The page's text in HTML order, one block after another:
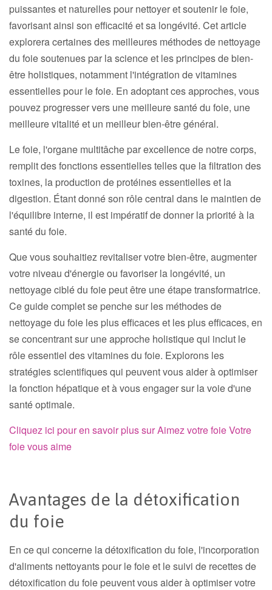
puissantes et naturelles pour nettoyer et soutenir le foie,
favorisant ainsi son efficacité et sa longévité. Cet article
explorera certaines des meilleures méthodes de nettoyage
du foie soutenues par la science et les principes de bien-
être holistiques, notamment l'intégration de vitamines
essentielles pour le foie. En adoptant ces approches, vous
pouvez progresser vers une meilleure santé du foie, une
meilleure vitalité et un meilleur bien-être général.
Le foie, l'organe multitâche par excellence de notre corps,
remplit des fonctions essentielles telles que la filtration des
toxines, la production de protéines essentielles et la
digestion. Étant donné son rôle central dans le maintien de
l'équilibre interne, il est impératif de donner la priorité à la
santé du foie.
Que vous souhaitiez revitaliser votre bien-être, augmenter
votre niveau d'énergie ou favoriser la longévité, un
nettoyage ciblé du foie peut être une étape transformatrice.
Ce guide complet se penche sur les méthodes de
nettoyage du foie les plus efficaces et les plus efficaces, en
se concentrant sur une approche holistique qui inclut le
rôle essentiel des vitamines du foie. Explorons les
stratégies scientifiques qui peuvent vous aider à optimiser
la fonction hépatique et à vous engager sur la voie d'une
santé optimale.
Cliquez ici pour en savoir plus sur Aimez votre foie Votre
foie vous aime
Avantages de la détoxification
du foie
En ce qui concerne la détoxification du foie, l'incorporation
d'aliments nettoyants pour le foie et le suivi de recettes de
détoxification du foie peuvent vous aider à optimiser votre